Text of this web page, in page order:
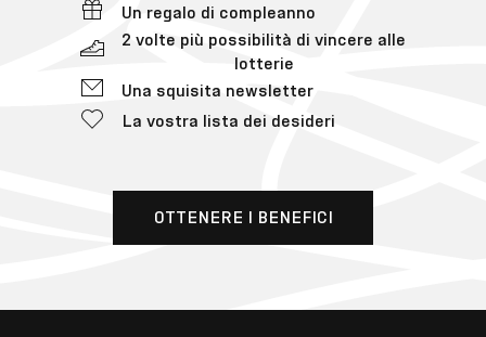
Un regalo di compleanno
2 volte più possibilità di vincere alle
lotterie
Una squisita newsletter
La vostra lista dei desideri
OTTENERE I BENEFICI